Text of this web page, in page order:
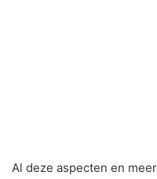
Al deze aspecten en